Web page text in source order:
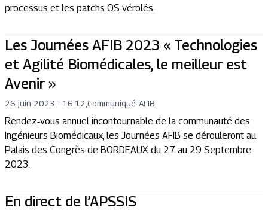
processus et les patchs OS vérolés.
Les Journées AFIB 2023 « Technologies
et Agilité Biomédicales, le meilleur est
Avenir »
26 juin 2023 - 16:12 Communiqué-AFIB
Rendez‐vous annuel incontournable de la communauté des
Ingénieurs Biomédicaux, les Journées AFIB se dérouleront au
Palais des Congrès de BORDEAUX du 27 au 29 Septembre
2023.
En direct de l’APSSIS